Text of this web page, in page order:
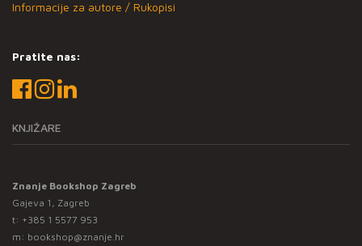
Informacije za autore / Rukopisi
Pratite nas:
KNJIŽARE
Znanje Bookshop Zagreb
Gajeva 1, Zagreb
t: +385 1 5577 953
m: bookshop@znanje.hr